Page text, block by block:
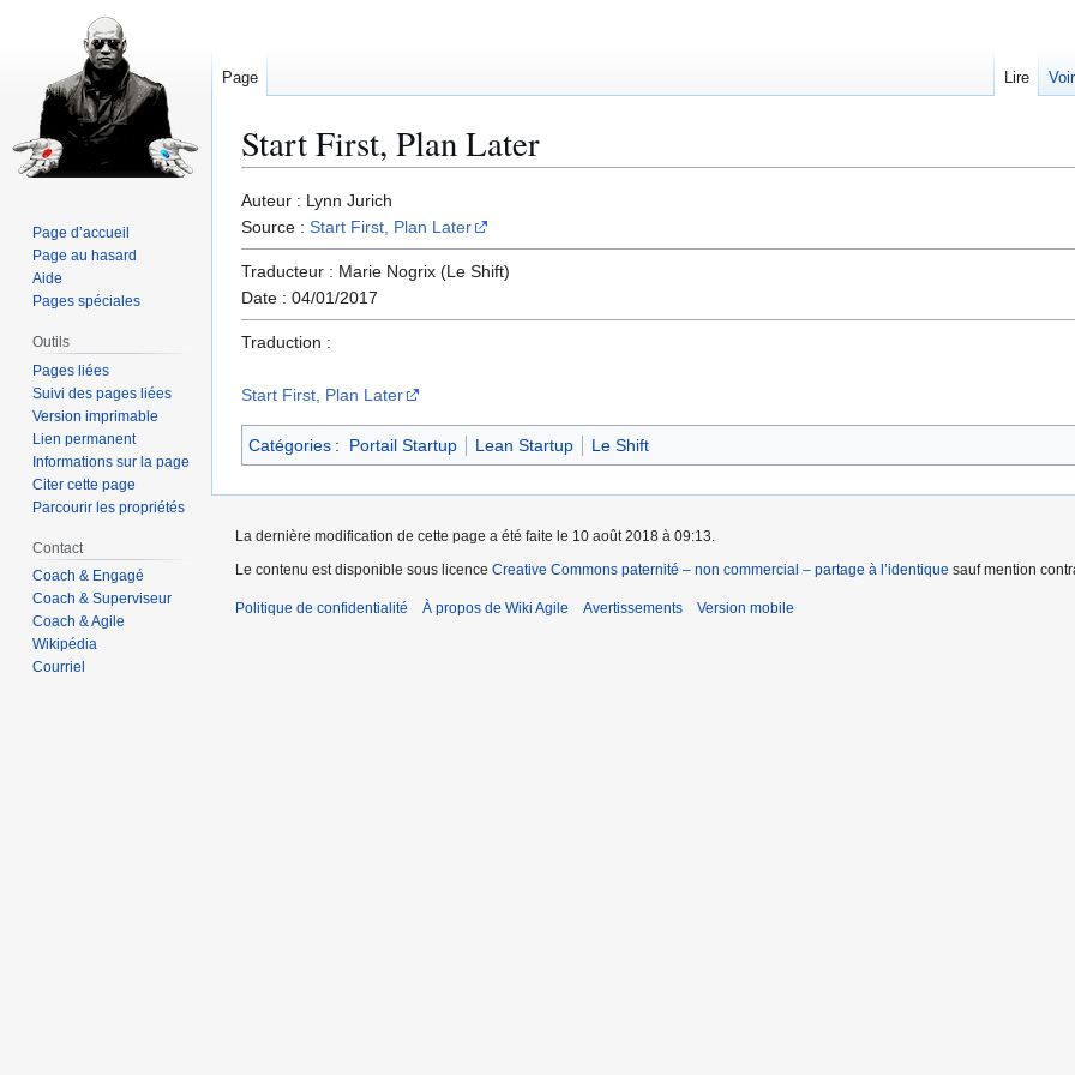
Start First, Plan Later
Aller
à
la
navigation
Aller
à
la
recherche
Auteur : Lynn Jurich
Source : Start First, Plan Later
Traducteur : Marie Nogrix (Le Shift)
Date : 04/01/2017
Traduction :
Start First, Plan Later
Catégories : Portail Startup Lean Startup Le Shift
Page Lire
Page d’accueil
Page au hasard
Aide
Pages spéciales
Outils
Pages liées
Suivi des pages liées
Version imprimable
Lien permanent
Informations sur la page
Citer cette page
Parcourir les propriétés
Contact
Coach & Engagé
Coach & Superviseur
Coach & Agile
Wikipédia
Courriel
La dernière modification de cette page a été faite le 10 août 2018 à 09:13.
Le contenu est disponible sous licence Creative Commons paternité – non commercial – partage à l’identique sauf mention
Politique de confidentialité À propos de Wiki Agile Avertissements Version mobile